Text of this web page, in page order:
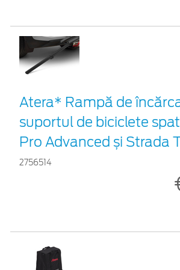
Atera* Rampă de
suportul de biciclete
Pro Advanced și Strada
2756514